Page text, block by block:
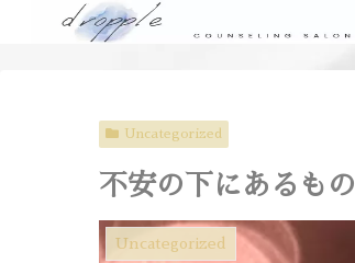
Uncategorized
不安の下にあるもの
Uncategorized